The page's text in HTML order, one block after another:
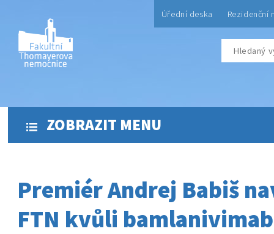
Úřední deska Rezidenční
ZOBRAZIT MENU
Premiér Andrej Babiš
FTN kvůli